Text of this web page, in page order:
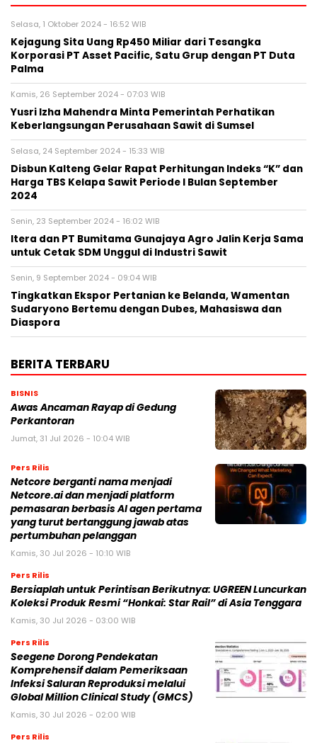
Selasa, 1 Oktober 2024 - 16:52 WIB
Kejagung Sita Uang Rp450 Miliar dari Tesangka
Korporasi PT Asset Pacific, Satu Grup dengan PT Duta
Palma
Kamis, 26 September 2024 - 07:03 WIB
Yusri Izha Mahendra Minta Pemerintah Perhatikan
Keberlangsungan Perusahaan Sawit di Sumsel
Selasa, 24 September 2024 - 15:33 WIB
Disbun Kalteng Gelar Rapat Perhitungan Indeks “K” dan
Harga TBS Kelapa Sawit Periode I Bulan September
2024
Senin, 23 September 2024 - 16:02 WIB
Itera dan PT Bumitama Gunajaya Agro Jalin Kerja Sama
untuk Cetak SDM Unggul di Industri Sawit
Senin, 9 September 2024 - 09:04 WIB
Tingkatkan Ekspor Pertanian ke Belanda, Wamentan
Sudaryono Bertemu dengan Dubes, Mahasiswa dan
Diaspora
BERITA TERBARU
BISNIS
Awas Ancaman Rayap di Gedung
Perkantoran
Jumat, 31 Jul 2026 - 10:04 WIB
Pers Rilis
Netcore berganti nama menjadi
Netcore.ai dan menjadi platform
pemasaran berbasis AI agen pertama
yang turut bertanggung jawab atas
pertumbuhan pelanggan
Kamis, 30 Jul 2026 - 10:10 WIB
Pers Rilis
Bersiaplah untuk Perintisan Berikutnya: UGREEN Luncurkan
Koleksi Produk Resmi “Honkai: Star Rail” di Asia Tenggara
Kamis, 30 Jul 2026 - 03:00 WIB
Pers Rilis
Seegene Dorong Pendekatan
Komprehensif dalam Pemeriksaan
Infeksi Saluran Reproduksi melalui
Global Million Clinical Study (GMCS)
Kamis, 30 Jul 2026 - 02:00 WIB
Pers Rilis